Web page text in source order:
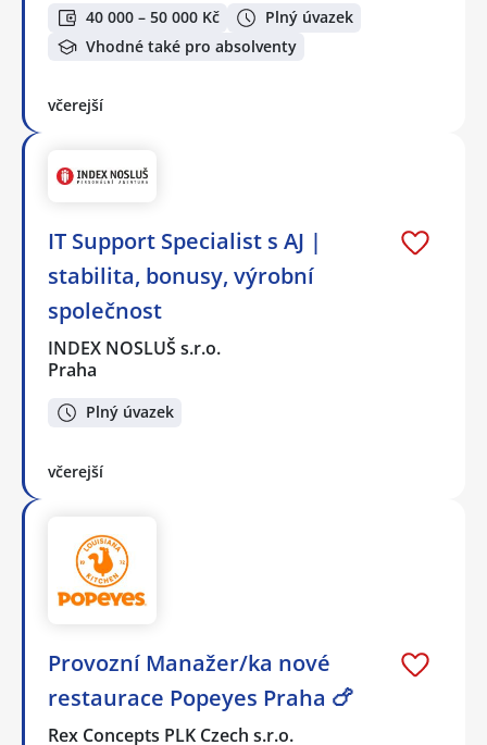
40 000 – 50 000 Kč
Plný úvazek
Vhodné také pro absolventy
včerejší
IT Support Specialist s AJ |
stabilita, bonusy, výrobní
společnost
INDEX NOSLUŠ s.r.o.
Praha
Plný úvazek
včerejší
Provozní Manažer/ka nové
restaurace Popeyes Praha 🍗
Rex Concepts PLK Czech s.r.o.